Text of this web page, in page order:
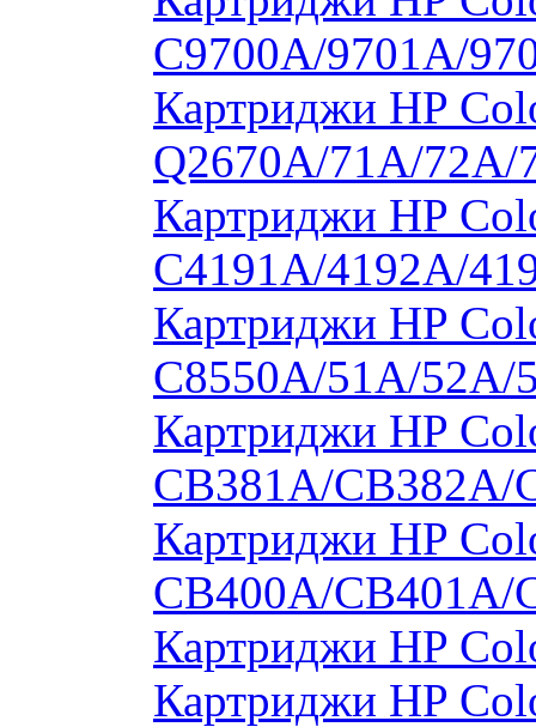
C9700A/9701A/
Картриджи HP
Q2670A/71A/
Картриджи HP
C4191A/4192A/
Картриджи HP
C8550A/51A/
Картриджи HP
CB381A/CB382A/
Картриджи HP
CB400A/CB401A/
Картриджи HP
Картриджи HP